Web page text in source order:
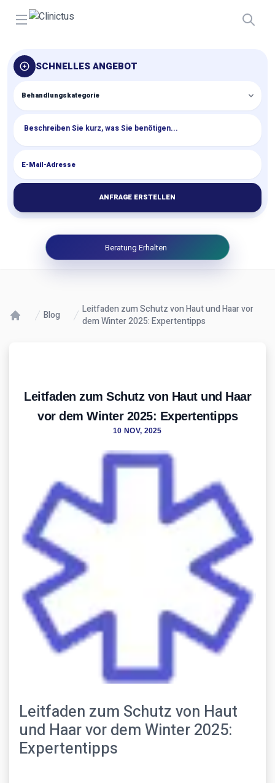
Open menu
SCHNELLES ANGEBOT
ANFRAGE ERSTELLEN
Beratung Erhalten
Blog
Leitfaden zum Schutz von Haut und Haar vor
dem Winter 2025: Expertentipps
Leitfaden zum Schutz von Haut und Haar
vor dem Winter 2025: Expertentipps
10 NOV, 2025
Leitfaden zum Schutz von Haut
und Haar vor dem Winter 2025:
Expertentipps